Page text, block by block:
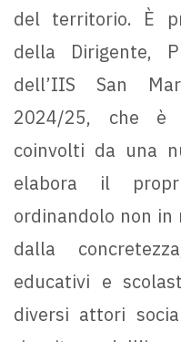
del territorio. È
della Dirigente,
dell’IIS San
2024/25, che è
coinvolti da una
elabora il
ordinandolo non
dalla
educativi e
diversi attori